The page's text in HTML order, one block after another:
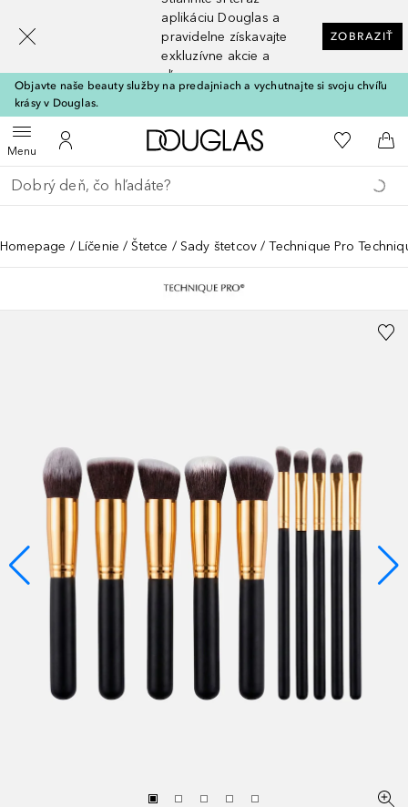
aplikáciu Douglas a
pravidelne získavajte
exkluzívne akcie a
zľavy
ZOBRAZIŤ
Objavte naše beauty služby na predajniach a vychutnajte si svoju chvíľu
krásy v Douglas.
MenuOtvoriť menuDo môjho účtu
Domov Do môjho
Do
Choď späť
Vykonajte vyhľadávanie
Homepage Líčenie Štetce Sady štetcov Technique Pro
[navigation.slideout.screenreader]